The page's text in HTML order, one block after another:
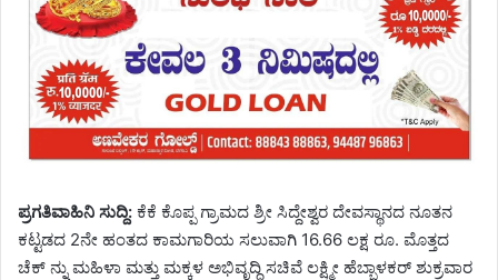
ಪ್ರಗತಿವಾಹಿನಿ ಸುದ್ದಿ: ಕೆಕೆ ಕೊಪ್ಪ ಗ್ರಾಮದ ಶ್ರೀ ಸಿದ್ದೇಶ್ವರ ದೇವಸ್ಥಾನದ ನೂತನ
ಕಟ್ಟಡದ 2ನೇ ಹಂತದ ಕಾಮಗಾರಿಯ ಸಲುವಾಗಿ 16.66 ಲಕ್ಷ ರೂ. ಮೊತ್ತದ
ಚೆಕ್ ನ್ನು ಮಹಿಳಾ ಮತ್ತು ಮಕ್ಕಳ ಅಭಿವೃದ್ಧಿ ಸಚಿವೆ ಲಕ್ಷ್ಮೀ ಹೆಬ್ಬಾಳಕರ್ ಶುಕ್ರವಾರ